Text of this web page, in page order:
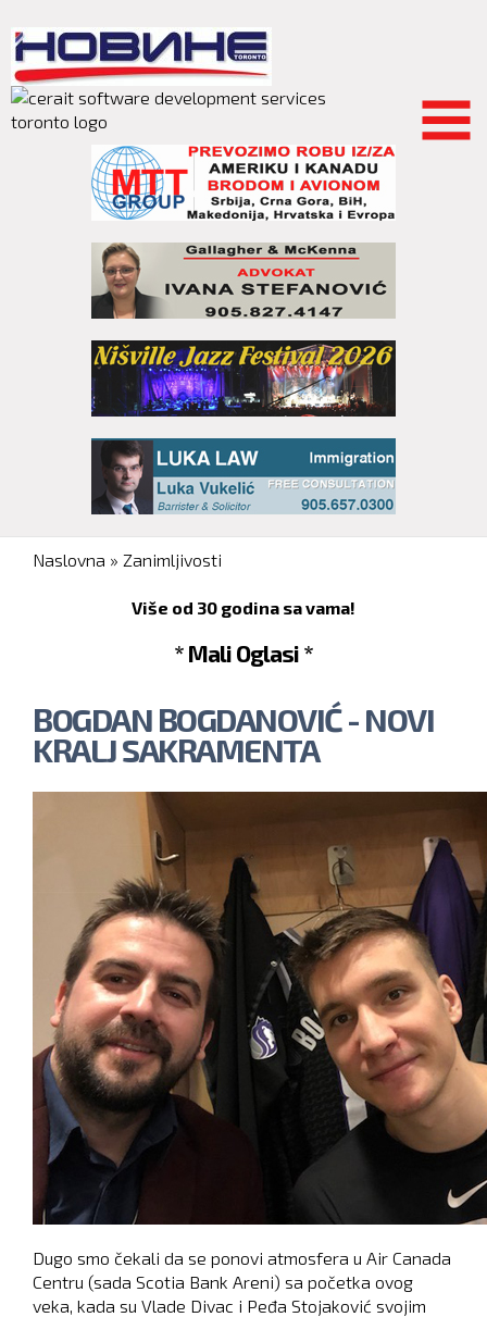
main
content
You are here
Naslovna » Zanimljivosti
Više od 30 godina sa vama!
* Mali Oglasi *
BOGDAN BOGDANOVIĆ - NOVI
KRALJ SAKRAMENTA
Dugo smo čekali da se ponovi atmosfera u Air Canada
Centru (sada Scotia Bank Areni) sa početka ovog
veka, kada su Vlade Divac i Peđa Stojaković svojim